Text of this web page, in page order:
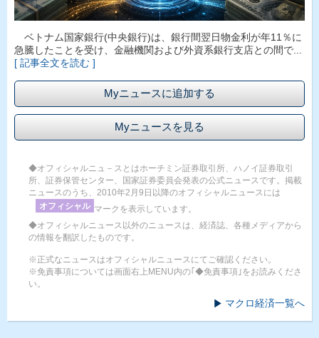
ベトナム国家銀行(中央銀行)は、銀行間翌日物金利が年11％に
急騰したことを受け、金融機関および外資系銀行支店との間で...
[ 記事全文を読む ]
Myニュースに追加する
Myニュースを見る
◆オフィシャルニュ－スとはホーチミン証券取引所、ハノイ証券取引
所、証券保管センター、国家証券委員会発表の公式ニュースです。掲載
ニュースのうち、2010年2月9日以降のオフィシャルニュースには
オフィシャル マークを表示しています。
◆オフィシャルニュース以外のニュースは、経済誌、各種メディアから
の情報を翻訳したものです。
※正式なニュースはオフィシャルニュースにてご確認ください。
※免責事項については画面右上MENU内の｢◆免責事項｣をお読みくださ
い。
マクロ経済一覧へ